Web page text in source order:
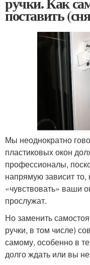
поставить
Мы неоднократно
пластиковых окон
профессионалы,
напрямую зависит то,
«чувствовать» ваши
прослужат.
Но заменить
ручки, в том числе)
самому, особенно в
долго ждать или вы